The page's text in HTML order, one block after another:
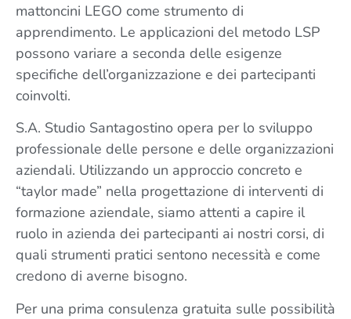
mattoncini LEGO come strumento di
apprendimento. Le applicazioni del metodo LSP
possono variare a seconda delle esigenze
specifiche dell’organizzazione e dei partecipanti
coinvolti.
S.A. Studio Santagostino opera per lo sviluppo
professionale delle persone e delle organizzazioni
aziendali. Utilizzando un approccio concreto e
“taylor made” nella progettazione di interventi di
formazione aziendale, siamo attenti a capire il
ruolo in azienda dei partecipanti ai nostri corsi, di
quali strumenti pratici sentono necessità e come
credono di averne bisogno.
Per una prima consulenza gratuita sulle possibilità